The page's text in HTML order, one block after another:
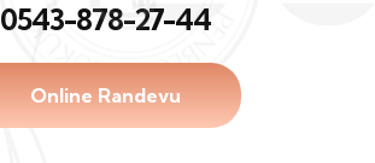
0543-878-27-44
Online Randevu